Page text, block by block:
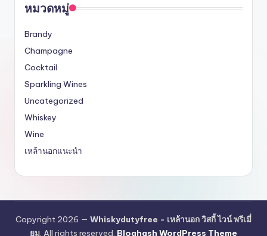
หมวดหมู่
Brandy
Champagne
Cocktail
Sparkling Wines
Uncategorized
Whiskey
Wine
เหล้านอกแนะนำ
Copyright 2026 — Whiskydutyfree - เหล้านอก วิสกี้ ไวน์ พรีเมี่
ยม. All rights reserved. Bloghash WordPress Theme